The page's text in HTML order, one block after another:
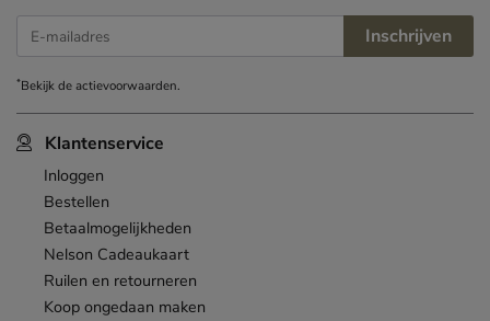
Klantenservice
Inloggen
Bestellen
Betaalmogelijkheden
Nelson Cadeaukaart
Ruilen en retourneren
Koop ongedaan maken
E-mailadres Inschrijven
*Bekijk deactievoorwaarden.